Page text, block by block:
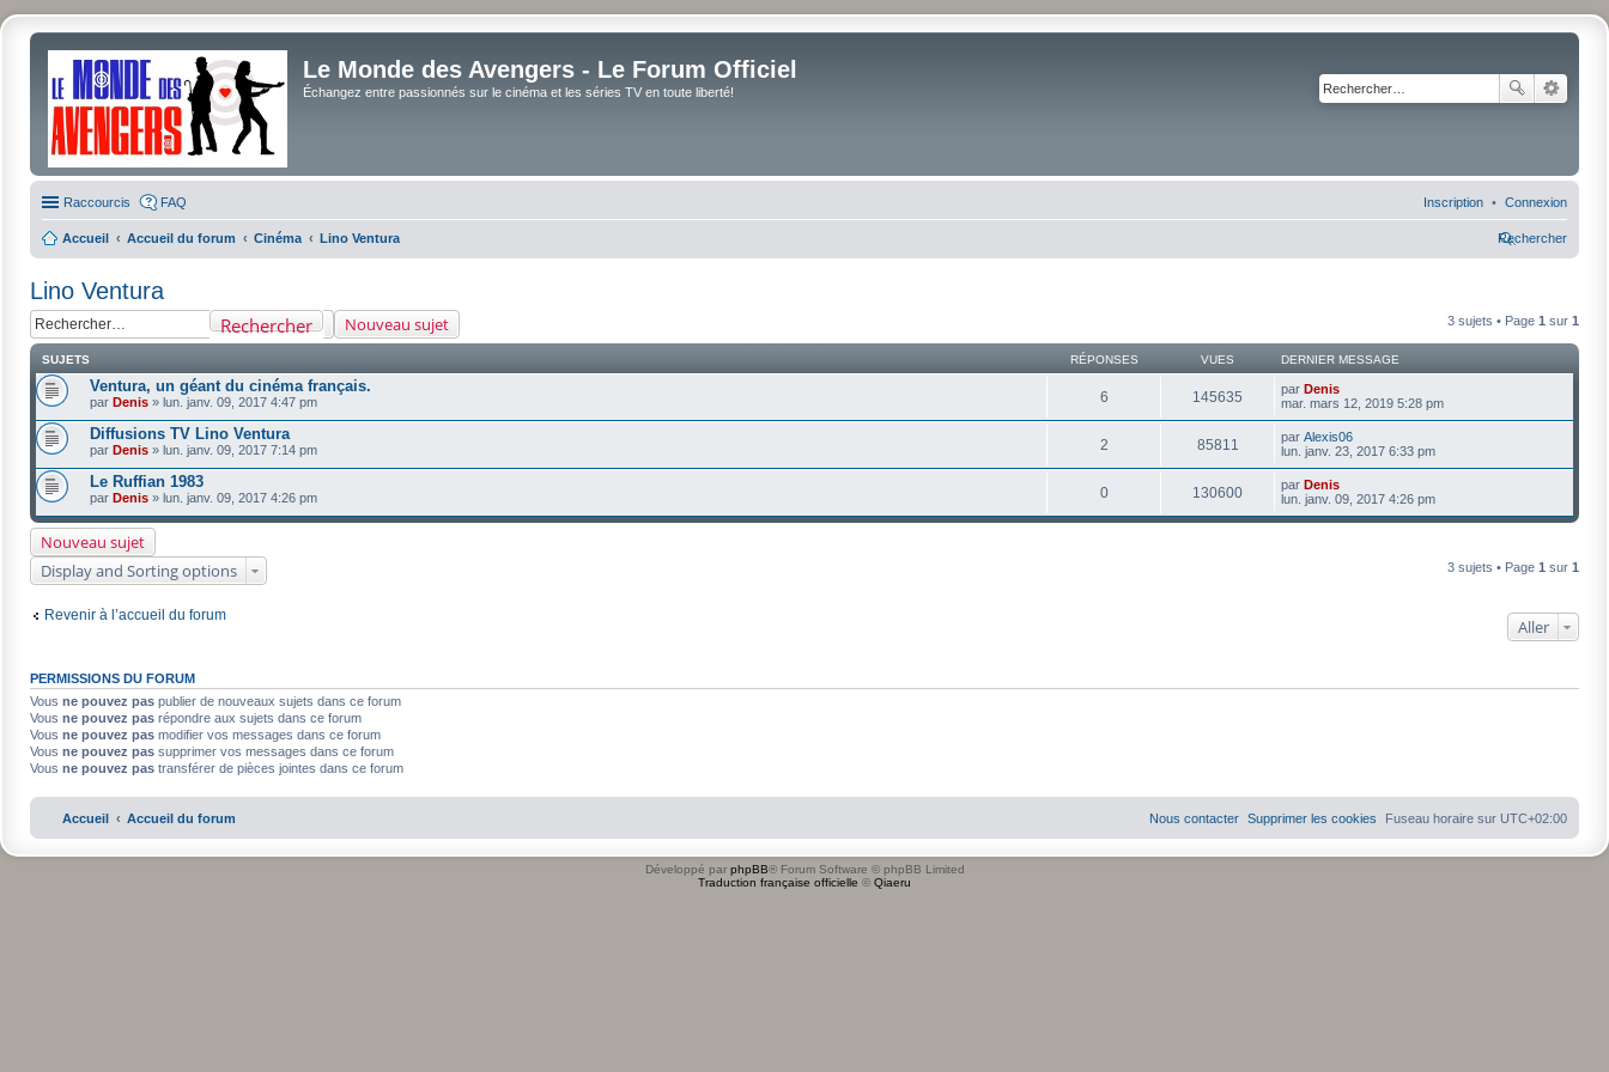
Le Monde des Avengers - Le Forum Officiel
Échangez entre passionnés sur le cinéma et les séries TV en toute liberté!
Raccourcis FAQ Connexion
Inscription
Accueil Accueil du forum Cinéma Lino Ventura Rechercher
Lino Ventura
Nouveau sujet
Rechercher 3 sujets • Page 1 sur 1
SUJETS RÉPONSES VUES DERNIER MESSAGE
Ventura, un géant du cinéma français.
par Denis » lun. janv. 09, 2017 4:47 pm 6 145635 par Denis
mar. mars 12, 2019 5:28 pm
Diffusions TV Lino Ventura
par Denis » lun. janv. 09, 2017 7:14 pm 2 85811 par Alexis06
lun. janv. 23, 2017 6:33 pm
Le Ruffian 1983
par Denis » lun. janv. 09, 2017 4:26 pm 0 130600 par Denis
lun. janv. 09, 2017 4:26 pm
Nouveau sujet
Display and Sorting options
3 sujets • Page 1 sur 1
Revenir à l’accueil du forum
Aller
PERMISSIONS DU FORUM
Vous ne pouvez pas publier de nouveaux sujets dans ce forum
Vous ne pouvez pas répondre aux sujets dans ce forum
Vous ne pouvez pas modifier vos messages dans ce forum
Vous ne pouvez pas supprimer vos messages dans ce forum
Vous ne pouvez pas transférer de pièces jointes dans ce forum
Accueil Accueil du forum Fuseau horaire sur UTC+02:00
Supprimer les cookies
Nous contacter
Développé par phpBB® Forum Software © phpBB Limited
Traduction française officielle © Qiaeru